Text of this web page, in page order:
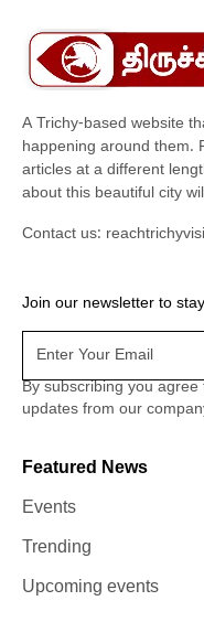
A Trichy-based website
happening around them.
articles at a different
about this beautiful city
Contact us:
Join our newsletter to
By subscribing you agree
updates from our
Featured News
Events
Trending
Upcoming events